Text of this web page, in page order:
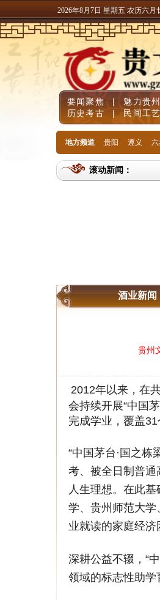
2026年8月7日 星期五 农历六月
要闻聚焦 | 魅力贵
历史考古
| 民间工艺
地方频道 贵阳 遵义
滚动新闻：
酒业新闻
贵州
2012年以来，在
会持续开展“中国
完成学业，覆盖31
“中国茅台·国之
考、被全日制普
人生理想。在此
学、贵州师范大
业就读的家庭经济
深耕公益不辍，“
领域的标志性助学